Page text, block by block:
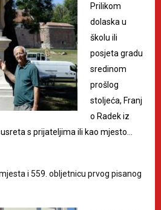
Prilikom
dolaska u
školu ili
posjeta gradu
sredinom
prošlog
stoljeća, Franj
o Radek iz
s prijateljima ili kao mjesto…
i 559. obljetnicu prvog pisanog